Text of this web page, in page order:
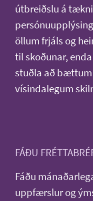
útbreiðslu á
öllum frjáls og
til skoðunar,
stuðla að
vísindalegum
FÁÐU
Fáðu
uppfærslur og